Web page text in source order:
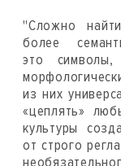
"Сложно
более
это символы,
из них
«цеплять»
культуры
от строго